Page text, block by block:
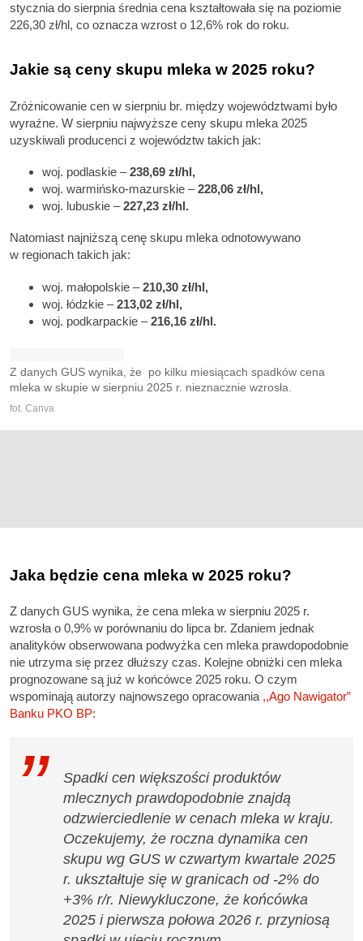
stycznia do sierpnia średnia cena kształtowała się na poziomie
226,30 zł/hl, co oznacza wzrost o 12,6% rok do roku.
Jakie są ceny skupu mleka w 2025 roku?
Zróżnicowanie cen w sierpniu br. między województwami było
wyraźne. W sierpniu najwyższe ceny skupu mleka 2025
uzyskiwali producenci z województw takich jak:
woj. podlaskie –238,69 zł/hl,
woj. warmińsko-mazurskie –228,06 zł/hl,
woj. lubuskie –227,23 zł/hl.
Natomiast najniższą cenę skupu mleka odnotowywano
w regionach takich jak:
woj. małopolskie –210,30 zł/hl,
woj. łódzkie –213,02 zł/hl,
woj. podkarpackie –216,16 zł/hl.
Z danych GUS wynika, że po kilku miesiącach spadków cena
mleka w skupie w sierpniu 2025 r. nieznacznie wzrosła.
fot. Canva
Jaka będzie cena mleka w 2025 roku?
Z danych GUS wynika, że cena mleka w sierpniu 2025 r.
wzrosła o 0,9% w porównaniu do lipca br. Zdaniem jednak
analityków obserwowana podwyżka cen mleka prawdopodobnie
nie utrzyma się przez dłuższy czas. Kolejne obniżki cen mleka
prognozowane są już w końcówce 2025 roku. O czym
wspominają autorzy najnowszego opracowania ,,Ago Nawigator”
Banku PKO BP:
Spadki cen większości produktów
mlecznych prawdopodobnie znajdą
odzwierciedlenie w cenach mleka w kraju.
Oczekujemy, że roczna dynamika cen
skupu wg GUS w czwartym kwartale 2025
r. ukształtuje się w granicach od -2% do
+3% r/r. Niewykluczone, że końcówka
2025 i pierwsza połowa 2026 r. przyniosą